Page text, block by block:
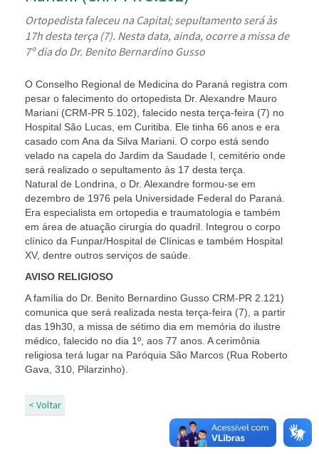
Ortopedista faleceu na Capital; sepultamento será às
17h desta terça (7). Nesta data, ainda, ocorre a missa de
7º dia do Dr. Benito Bernardino Gusso
O Conselho Regional de Medicina do Paraná registra com
pesar o falecimento do ortopedista Dr. Alexandre Mauro
Mariani (CRM-PR 5.102), falecido nesta terça-feira (7) no
Hospital São Lucas, em Curitiba. Ele tinha 66 anos e era
casado com Ana da Silva Mariani. O corpo está sendo
velado na capela do Jardim da Saudade I, cemitério onde
será realizado o sepultamento às 17 desta terça.
Natural de Londrina, o Dr. Alexandre formou-se em
dezembro de 1976 pela Universidade Federal do Paraná.
Era especialista em ortopedia e traumatologia e também
em área de atuação cirurgia do quadril. Integrou o corpo
clínico da Funpar/Hospital de Clínicas e também Hospital
XV, dentre outros serviços de saúde.
AVISO RELIGIOSO
A família do Dr. Benito Bernardino Gusso CRM-PR 2.121)
comunica que será realizada nesta terça-feira (7), a partir
das 19h30, a missa de sétimo dia em memória do ilustre
médico, falecido no dia 1º, aos 77 anos. A cerimônia
religiosa terá lugar na Paróquia São Marcos (Rua Roberto
Gava, 310, Pilarzinho).
< Voltar